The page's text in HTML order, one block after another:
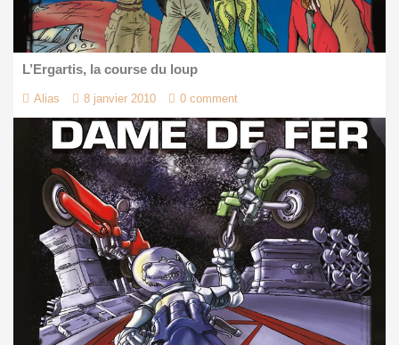
L’Ergartis, la course du loup
Alias 8 janvier 2010 0 comment